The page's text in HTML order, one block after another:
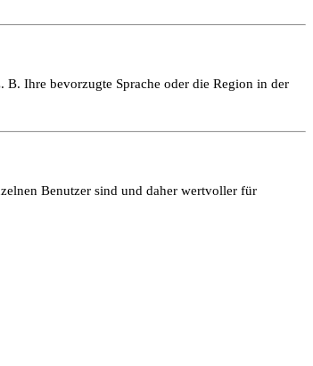
B. Ihre bevorzugte Sprache oder die Region in der
Benutzer sind und daher wertvoller für